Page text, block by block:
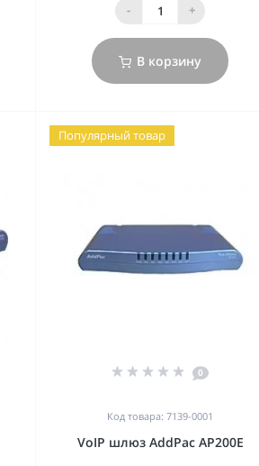
- +
В корзину
Популярный товар
0
Код товара: 7139-0001
VoIP шлюз AddPac AP200E